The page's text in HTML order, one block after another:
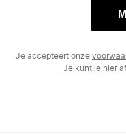
Je accepteert onze
Je kunt je hier